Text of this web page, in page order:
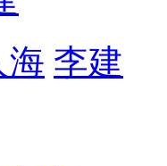
海 李建